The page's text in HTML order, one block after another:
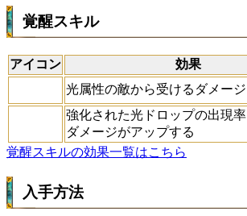
覚醒スキル
アイコン
効果
光属性の敵から受けるダメー
強化された光ドロップの出現率
ダメージがアップする
覚醒スキルの効果一覧はこちら
入手方法